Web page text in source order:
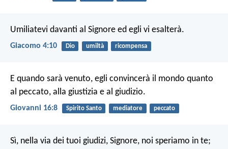
Umiliatevi davanti al Signore ed egli vi esalterà.
Giacomo 4:10 Dio umiltà ricompensa
E quando sarà venuto, egli convincerà il mondo quanto
al peccato, alla giustizia e al giudizio.
Giovanni 16:8 Spirito Santo mediatore peccato
Sì, nella via dei tuoi giudizi, Signore, noi speriamo in te;